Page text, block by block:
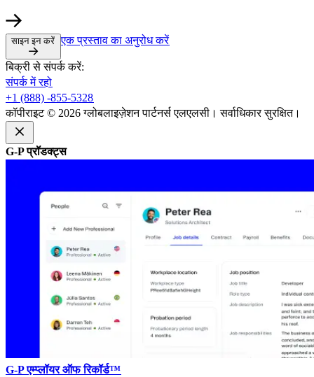
साइन इन करें​​ एक प्रस्ताव का अनुरोध करें​​
बिक्री से संपर्क करें:​​
संपर्क में रहो​​
+1 (888) -855-5328​​
कॉपीराइट © 2026 ग्लोबलाइज़ेशन पार्टनर्स एलएलसी। सर्वाधिकार सुरक्षित।​​
G-P प्रॉडक्ट्स​​
G-P एम्प्लॉयर ऑफ रिकॉर्ड™​​